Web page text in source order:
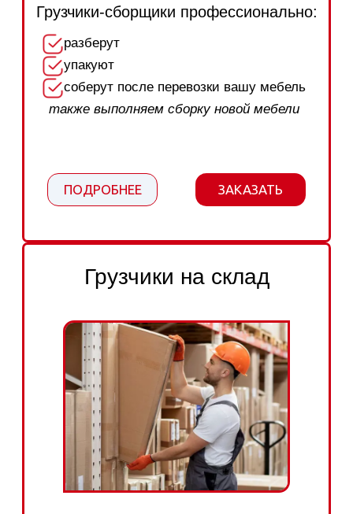
Квартирный переезд
Аккуратная и бережная перевозка
вашей мебели, бытовой техники,
посуды, комнатных цветов и других
личных вещей
ПОДРОБНЕЕ
ЗАКАЗАТЬ
Это позволяет нам смело и без ложной
лучше, чем Влата-Транс, вам
не организует переезд никто!
Мы справимся с любой задачей: